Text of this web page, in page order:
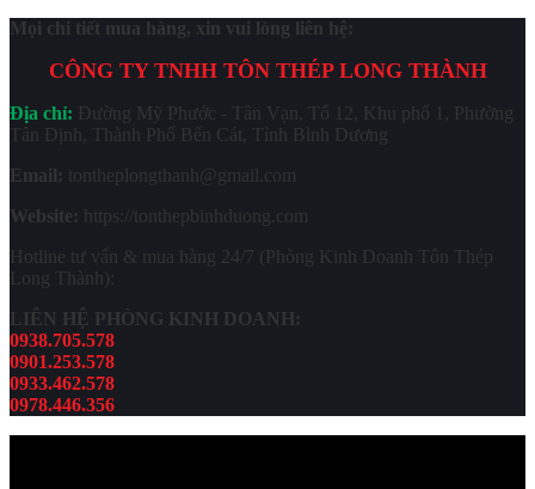
Mọi chi tiết mua hàng, xin vui lòng liên hệ:
CÔNG TY TNHH TÔN THÉP LONG THÀNH
Địa chỉ: Đường Mỹ Phước - Tân Vạn, Tổ 12, Khu phố 1, Phường
Tân Định, Thành Phố Bến Cát, Tỉnh Bình Dương
Email: tontheplongthanh@gmail.com
Website: https://tonthepbinhduong.com
Hotline tư vấn & mua hàng 24/7 (Phòng Kinh Doanh Tôn Thép
Long Thành):
LIÊN HỆ PHÒNG KINH DOANH:
0938.705.578
0901.253.578
0933.462.578
0978.446.356